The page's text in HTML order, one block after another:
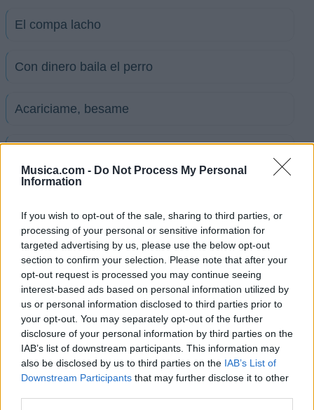
Musica.com - Do Not Process My Personal
Information
If you wish to opt-out of the sale, sharing to third parties, or
processing of your personal or sensitive information for
targeted advertising by us, please use the below opt-out
section to confirm your selection. Please note that after your
opt-out request is processed you may continue seeing
interest-based ads based on personal information utilized by
us or personal information disclosed to third parties prior to
your opt-out. You may separately opt-out of the further
disclosure of your personal information by third parties on the
IAB’s list of downstream participants. This information may
also be disclosed by us to third parties on the IAB’s List of
Downstream Participants that may further disclose it to other
El compa lacho
Con dinero baila el perro
Acariciame, besame
Vestido De Negro
Alta Velocidad
De colores
Escolta privada
Ver todas sus letras por orden alfabético